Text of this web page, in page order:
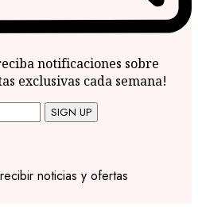
notificaciones sobre
exclusivas cada semana!
SIGN UP
noticias y ofertas